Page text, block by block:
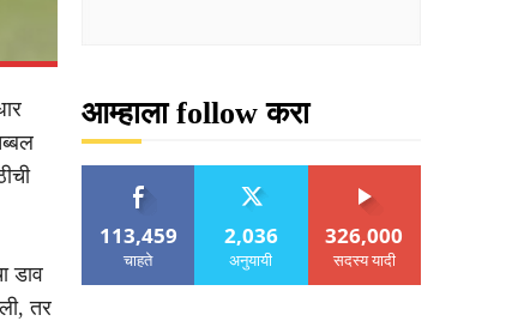
डाव
तर
आम्हाला follow करा
113,459
चाहते
2,036
अनुयायी
326,000
सदस्य यादी